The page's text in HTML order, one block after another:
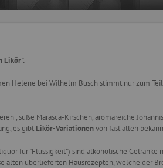
Likör".
Helene bei Wilhelm Busch stimmt nur zum
, süße Marasca-Kirschen, aromareiche
es gibt Likör-Variationenvon fast allen
für "Flüssigkeit") sind alkoholische
alten überlieferten Hausrezepten, welche der